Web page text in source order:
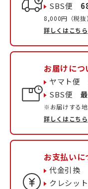
SBS便
8,000円（税抜
詳しくはこちら
お届けにつ
ヤマト便
SBS便
※お届けする地
詳しくはこちら
お支払いに
代金引換
クレシッ